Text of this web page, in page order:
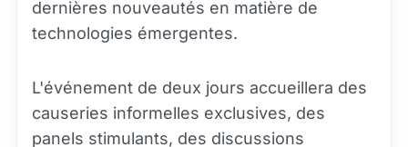
dernières nouveautés en matière de
technologies émergentes.
L'événement de deux jours accueillera des
causeries informelles exclusives, des
panels stimulants, des discussions